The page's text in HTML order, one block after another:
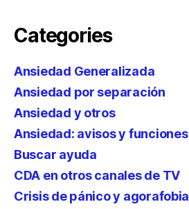
Categories
Ansiedad Generalizada
Ansiedad por separación
Ansiedad y otros
Ansiedad: avisos y funciones
Buscar ayuda
CDA en otros canales de TV
Crisis de pánico y agorafobia